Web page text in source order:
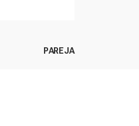
PAREJA